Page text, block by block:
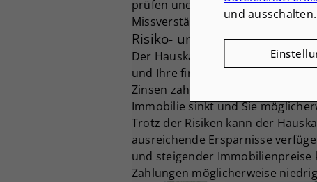
prüfen und klare
Missverständnisse oder
Risiko- und
Der Hauskauf ohne Eigenkapital
und Ihre finanzielle Flexibilität
Zinsen zahlen müssen, was die
Immobilie sinkt und Sie
Trotz der Risiken kann der
ausreichende Ersparnisse
und steigender Immobilienpreise
Zahlungen möglicherweise
und ausschalten.